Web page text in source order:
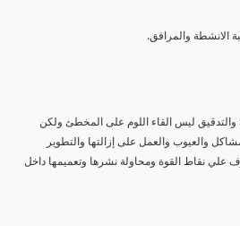
والتدقيق ليس القاء اللوم على المخطئ ولكن
والعيوب والعمل على إزالتها والتطوير
علي نقاط القوة ومحاولة نشرها وتعميمها داخل